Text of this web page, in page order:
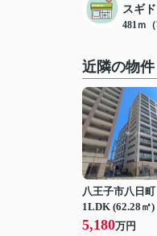
スギ
481ｍ（
近隣の物件
八王子市八日町
1LDK (62.28㎡)
5,180万円